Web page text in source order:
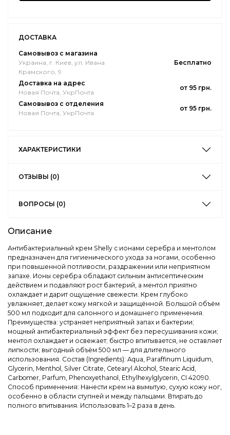
ДОСТАВКА
Самовывоз с магазина
Украина, г. Киев, ул. Ивана
Крамского, 9
Бесплатно
Доставка на адрес
Новая Почта, УкрПочта
от 95 грн.
Самовывоз с отделения
Новая Почта, УкрПочта
от 95 грн.
ХАРАКТЕРИСТИКИ
ОТЗЫВЫ (0)
ВОПРОСЫ (0)
Описание
Антибактериальный крем Shelly с ионами серебра и ментолом
предназначен для гигиенического ухода за ногами, особенно
при повышенной потливости, раздражении или неприятном
запахе. Ионы серебра обладают сильным антисептическим
действием и подавляют рост бактерий, а ментол приятно
охлаждает и дарит ощущение свежести. Крем глубоко
увлажняет, делает кожу мягкой и защищённой. Большой объём
500 мл подходит для салонного и домашнего применения.
Преимущества: устраняет неприятный запах и бактерии;
мощный антибактериальный эффект без пересушивания кожи;
ментол охлаждает и освежает; быстро впитывается, не оставляет
липкости; выгодный объём 500 мл — для длительного
использования. Состав (Ingredients): Aqua, Paraffinum Liquidum,
Glycerin, Menthol, Silver Citrate, Cetearyl Alcohol, Stearic Acid,
Carbomer, Parfum, Phenoxyethanol, Ethylhexylglycerin, CI 42090.
Способ применения: Нанести крем на вымытую, сухую кожу ног,
особенно в области ступней и между пальцами. Втирать до
полного впитывания. Использовать 1–2 раза в день.